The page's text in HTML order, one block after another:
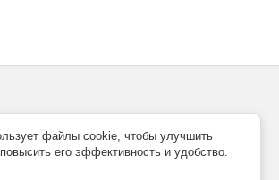
файлы cookie, чтобы улучшить
его эффективность и удобство.